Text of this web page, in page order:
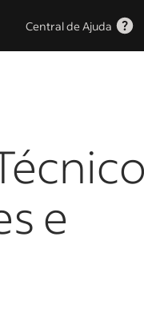
Central de Ajuda
e